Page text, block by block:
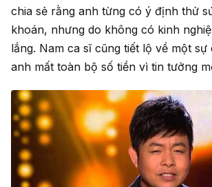
chia sẻ rằng anh từng có ý định thử
khoán, nhưng do không có kinh
lắng. Nam ca sĩ cũng tiết lộ về một
anh mất toàn bộ số tiền vì tin tưởng